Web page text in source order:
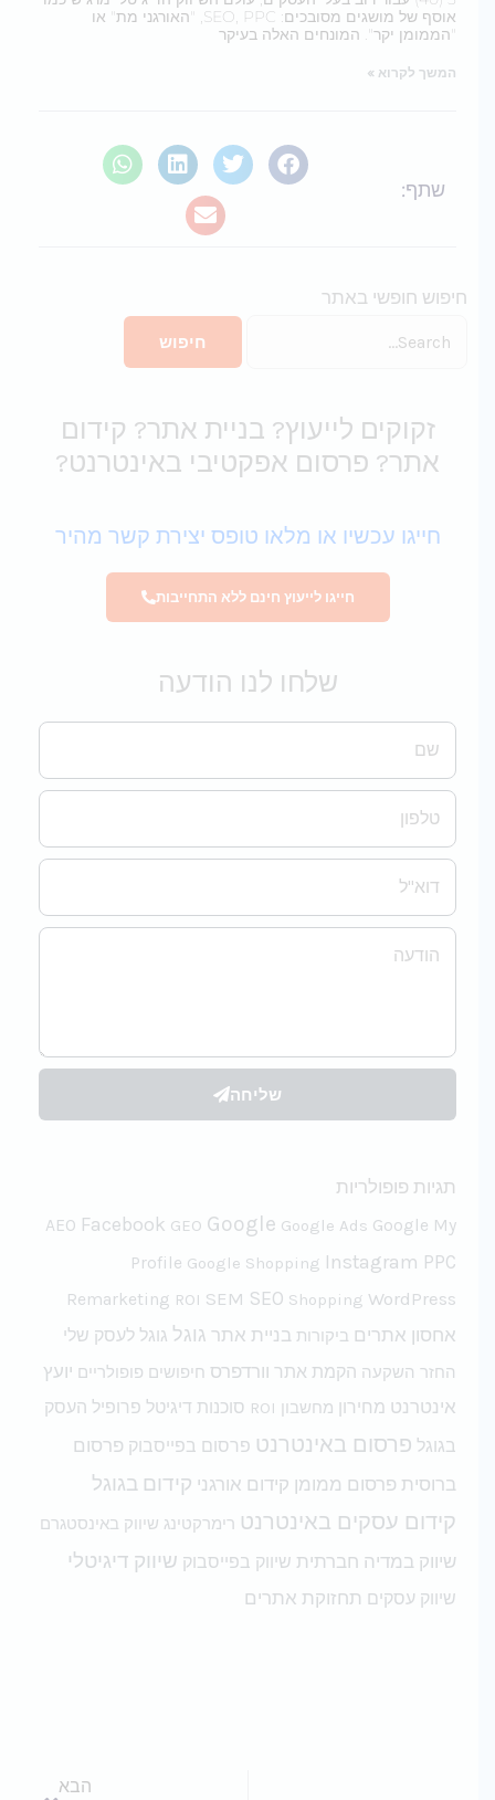
אוסף של מושגים מסובכים: SEO, PPC, "האורגני מת" או
"הממומן יקר". המונחים האלה בעיקר
המשך לקרוא »
שתף:
חופשי באתר
זקוקים לייעוץ? בניית אתר? קידום
אתר? פרסום אפקטיבי באינטרנט?
חייגו עכשיו או מלאו טופס יצירת קשר מהיר
חייגו לייעוץ חינם ללא התחייבות
שלחו לנו הודעה
שליחה
תגיות פופולריות
AEO Facebook GEO Google Google Ads Google My
Profile Google Shopping Instagram
Remarketing ROI SEM SEO Shopping WordPress
אחסון אתרים ביקורות בניית אתר גוגל גוגל לעסק שלי
החזר השקעה הקמת אתר וורדפרס חיפושים פופולריים יועץ
אינטרנט מחירון מחשבון ROI סוכנות דיגיטל פרופיל העסק
בגוגל פרסום באינטרנט פרסום בפייסבוק פרסום
ברוסית פרסום ממומן קידום אורגני קידום בגוגל
קידום עסקים באינטרנט רימרקטינג שיווק באינסטגרם
שיווק במדיה חברתית שיווק בפייסבוק שיווק דיגיטלי
שיווק עסקים תחזוקת אתרים